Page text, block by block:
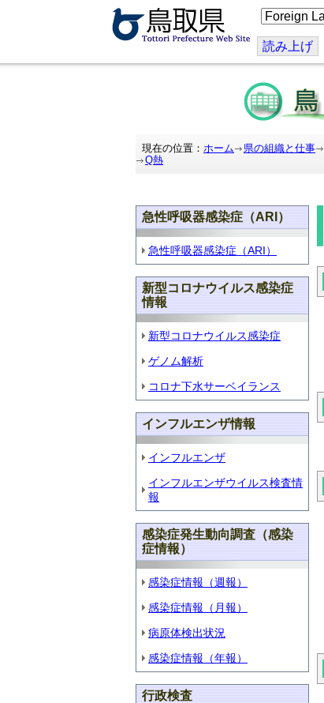
こ
の
ジ
を
翻
訳
す
る
読み上げ
現在の位置： ホーム 県の組織と仕事
Q熱
急性呼吸器感染症（ARI）
急性呼吸器感染症（ARI）
新型コロナウイルス感染症
情報
新型コロナウイルス感染症
ゲノム解析
コロナ下水サーベイランス
インフルエンザ情報
インフルエンザ
インフルエンザウイルス検査情
報
感染症発生動向調査（感染
症情報）
感染症情報（週報）
感染症情報（月報）
病原体検出状況
感染症情報（年報）
行政検査